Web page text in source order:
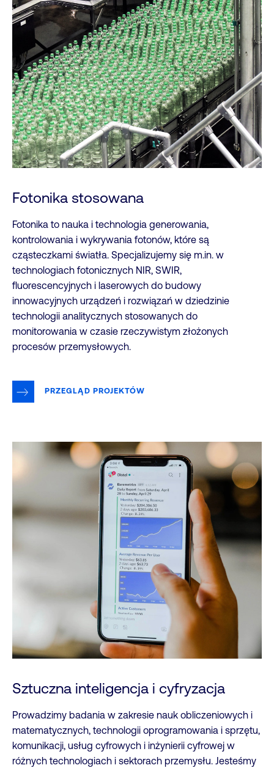
Fotonika stosowana
Fotonika to nauka i technologia generowania,
kontrolowania i wykrywania fotonów, które są
cząsteczkami światła. Specjalizujemy się m.in. w
technologiach fotonicznych NIR, SWIR,
fluorescencyjnych i laserowych do budowy
innowacyjnych urządzeń i rozwiązań w dziedzinie
technologii analitycznych stosowanych do
monitorowania w czasie rzeczywistym złożonych
procesów przemysłowych.
PRZEGLĄD PROJEKTÓW
Sztuczna inteligencja i cyfryzacja
Prowadzimy badania w zakresie nauk obliczeniowych i
matematycznych, technologii oprogramowania i sprzętu,
komunikacji, usług cyfrowych i inżynierii cyfrowej w
różnych technologiach i sektorach przemysłu. Jesteśmy